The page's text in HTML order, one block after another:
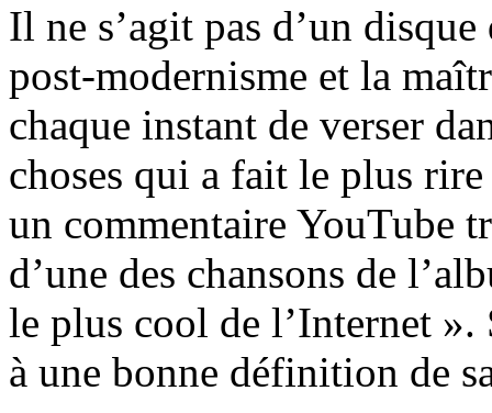
Il ne s’agit pas d’un
post-modernisme et la
chaque instant de verser
choses qui a fait le plus
un commentaire YouTube
d’une des chansons de
le plus cool de l’Internet ».
à une bonne définition de